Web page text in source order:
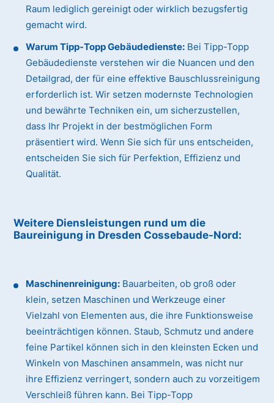
Raum lediglich gereinigt oder wirklich bezugsfertig
gemacht wird.
Warum Tipp-Topp Gebäudedienste: Bei Tipp-Topp
Gebäudedienste verstehen wir die Nuancen und den
Detailgrad, der für eine effektive Bauschlussreinigung
erforderlich ist. Wir setzen modernste Technologien
und bewährte Techniken ein, um sicherzustellen,
dass Ihr Projekt in der bestmöglichen Form
präsentiert wird. Wenn Sie sich für uns entscheiden,
entscheiden Sie sich für Perfektion, Effizienz und
Qualität.
Weitere Diensleistungen rund um die
Baureinigung in Dresden Cossebaude-Nord:
Maschinenreinigung: Bauarbeiten, ob groß oder
klein, setzen Maschinen und Werkzeuge einer
Vielzahl von Elementen aus, die ihre Funktionsweise
beeinträchtigen können. Staub, Schmutz und andere
feine Partikel können sich in den kleinsten Ecken und
Winkeln von Maschinen ansammeln, was nicht nur
ihre Effizienz verringert, sondern auch zu vorzeitigem
Verschleiß führen kann. Bei Tipp-Topp